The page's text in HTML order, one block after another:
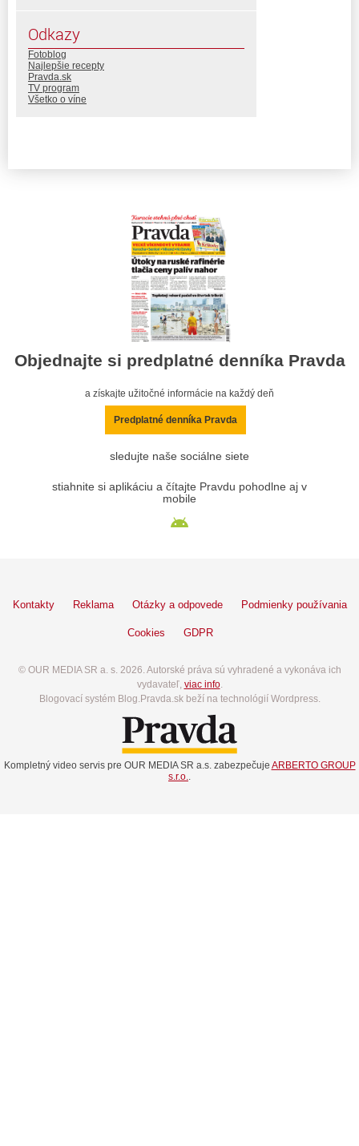
Odkazy
Fotoblog
Najlepšie recepty
Pravda.sk
TV program
Všetko o víne
Objednajte si predplatné denníka Pravda
a získajte užitočné informácie na každý deň
Predplatné denníka Pravda
sledujte naše sociálne siete
stiahnite si aplikáciu a čítajte Pravdu pohodlne aj v
mobile
Kontakty Reklama Otázky a odpovede Podmienky používania
Cookies GDPR
© OUR MEDIA SR a. s. 2026. Autorské práva sú vyhradené a vykonáva ich
vydavateľ, viac info.
Blogovací systém Blog.Pravda.sk beží na technológií Wordpress.
Kompletný video servis pre OUR MEDIA SR a.s. zabezpečuje ARBERTO GROUP
s.r.o..